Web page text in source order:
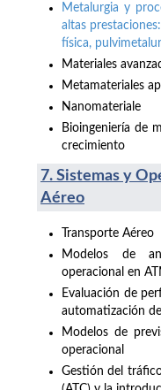
Metalurgia y
altas
física,
Materiales
Metamateriales
Nanomateriale
Bioingeniería de
crecimiento
7. Sistemas y
Aéreo
Transporte Aéreo
Modelos de
operacional en
Evaluación de
automatización
Modelos de
operacional
Gestión del